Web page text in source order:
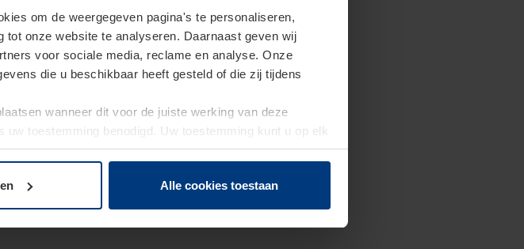
om de weergegeven pagina's te personaliseren,
onze website te analyseren. Daarnaast geven wij
voor sociale media, reclame en analyse. Onze
die u beschikbaar heeft gesteld of die zij tijdens
wanneer dit voor de juiste werking van deze
toestemming benodigd. Uw toestemming kunt u op elk
op onze website wijzigen of herroepen.
Alle cookies toestaan